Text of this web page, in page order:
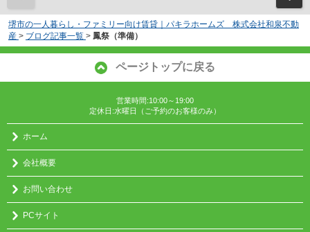
堺市の一人暮らし・ファミリー向け賃貸｜パキラホームズ 株式会社和泉不動
産 > ブログ記事一覧 > 鳳祭（準備）
ページトップに戻る
営業時間:10:00～19:00
定休日:水曜日（ご予約のお客様のみ）
ホーム
会社概要
お問い合わせ
PCサイト